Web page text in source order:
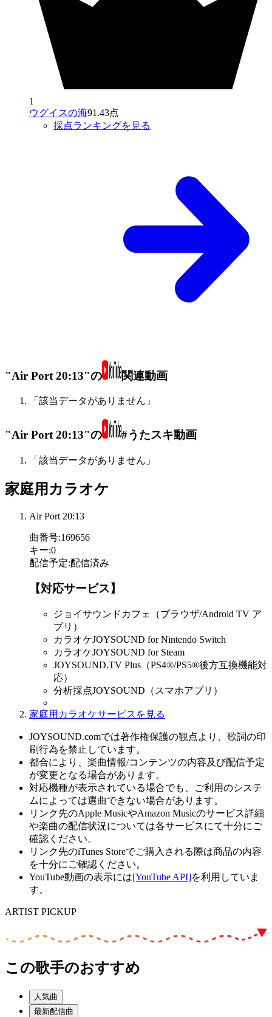
1
ウグイスの海91.43点
採点ランキングを見る
"Air Port 20:13"の 関連動画
「該当データがありません」
"Air Port 20:13"の #うたスキ動画
「該当データがありません」
家庭用カラオケ
Air Port 20:13
曲番号:169656
キー:0
配信予定:配信済み
【対応サービス】
ジョイサウンドカフェ（ブラウザ/Android TV ア
プリ）
カラオケJOYSOUND for Nintendo Switch
カラオケJOYSOUND for Steam
JOYSOUND.TV Plus（PS4®/PS5®後方互換機能対
応）
分析採点JOYSOUND（スマホアプリ）
家庭用カラオケサービスを見る
JOYSOUND.comでは著作権保護の観点より、歌詞の印
刷行為を禁止しています。
都合により、楽曲情報/コンテンツの内容及び配信予定
が変更となる場合があります。
対応機種が表示されている場合でも、ご利用のシステ
ムによっては選曲できない場合があります。
リンク先のApple MusicやAmazon Musicのサービス詳細
や楽曲の配信状況については各サービスにて十分にご
確認ください。
リンク先のiTunes Storeでご購入される際は商品の内容
を十分にご確認ください。
YouTube動画の表示には[YouTube API]を利用していま
す。
ARTIST PICKUP
この歌手のおすすめ
人気曲
最新配信曲